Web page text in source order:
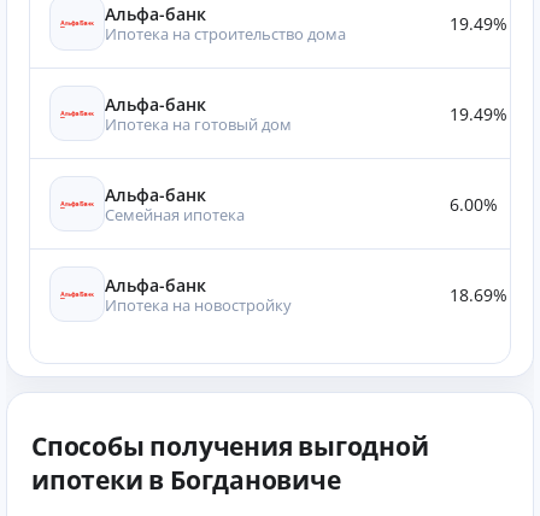
Альфа-банк
Ипотека на строительство дома 19.49%
Альфа-банк
Ипотека на готовый дом 19.49%
Альфа-банк
Семейная ипотека 6.00%
Альфа-банк
Ипотека на новостройку 18.69%
Способы получения выгодной
ипотеки в Богдановиче